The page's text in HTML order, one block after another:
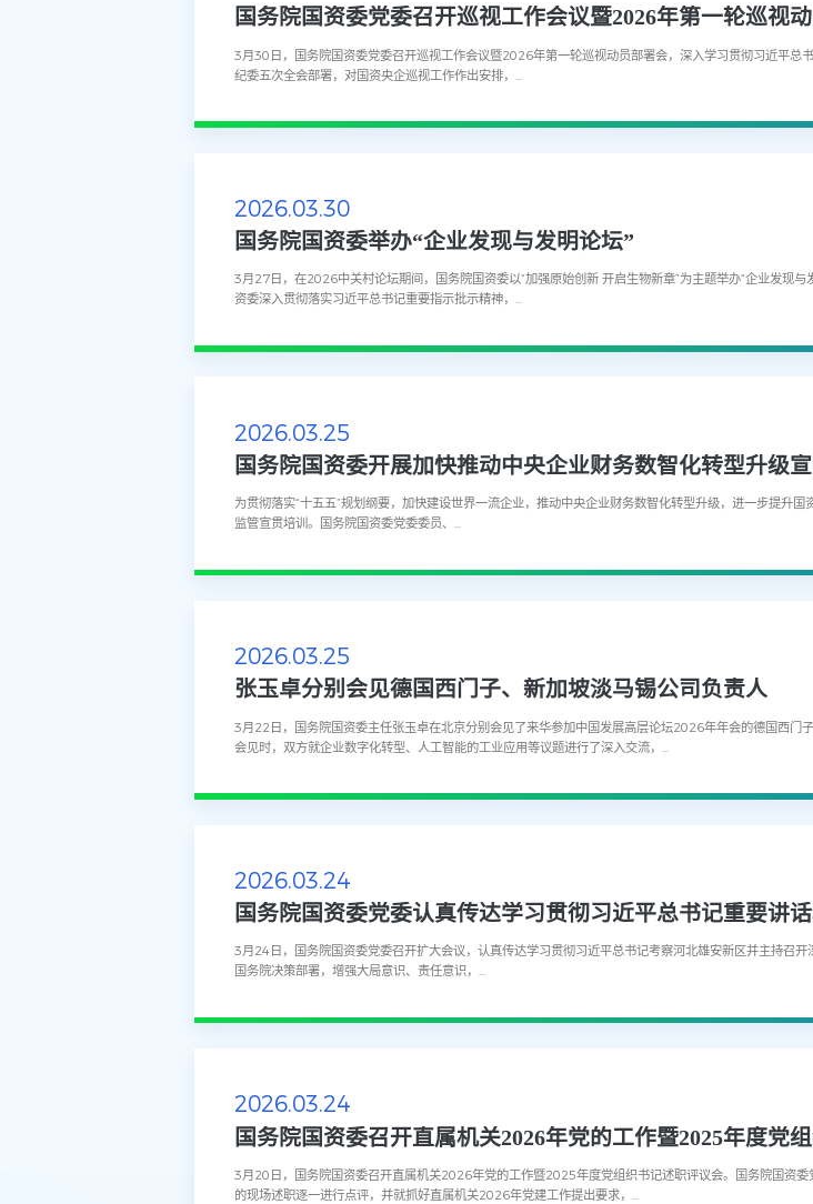
国务院国资委党委召开巡视工作会议暨2026年第一轮巡视
3月30日，国务院国资委党委召开巡视工作会议暨2026年第一轮巡视动员部署会，深入学习贯彻习近平总
纪委五次全会部署，对国资央企巡视工作作出安排，...
2026.03.30
国务院国资委举办“企业发现与发明论坛”
3月27日，在2026中关村论坛期间，国务院国资委以“加强原始创新 开启生物新章”为主题举办“企业发现
资委深入贯彻落实习近平总书记重要指示批示精神，...
2026.03.25
国务院国资委开展加快推动中央企业财务数智化转型升级宣
为贯彻落实“十五五”规划纲要，加快建设世界一流企业，推动中央企业财务数智化转型升级，进一步提升
监管宣贯培训。国务院国资委党委委员、...
2026.03.25
张玉卓分别会见德国西门子、新加坡淡马锡公司负责人
3月22日，国务院国资委主任张玉卓在北京分别会见了来华参加中国发展高层论坛2026年年会的德国西门
会见时，双方就企业数字化转型、人工智能的工业应用等议题进行了深入交流，...
2026.03.24
3月24日，国务院国资委党委召开扩大会议，认真传达学习贯彻习近平总书记考察河北雄安新区并主持召
国务院决策部署，增强大局意识、责任意识，...
2026.03.24
国务院国资委召开直属机关2026年党的工作暨2025年度党
3月20日，国务院国资委召开直属机关2026年党的工作暨2025年度党组织书记述职评议会。国务院国资
的现场述职逐一进行点评，并就抓好直属机关2026年党建工作提出要求，...